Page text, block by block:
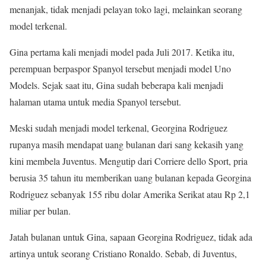
menanjak, tidak menjadi pelayan toko lagi, melainkan seorang
model terkenal.
Gina pertama kali menjadi model pada Juli 2017. Ketika itu,
perempuan berpaspor Spanyol tersebut menjadi model Uno
Models. Sejak saat itu, Gina sudah beberapa kali menjadi
halaman utama untuk media Spanyol tersebut.
Meski sudah menjadi model terkenal, Georgina Rodriguez
rupanya masih mendapat uang bulanan dari sang kekasih yang
kini membela Juventus. Mengutip dari Corriere dello Sport, pria
berusia 35 tahun itu memberikan uang bulanan kepada Georgina
Rodriguez sebanyak 155 ribu dolar Amerika Serikat atau Rp 2,1
miliar per bulan.
Jatah bulanan untuk Gina, sapaan Georgina Rodriguez, tidak ada
artinya untuk seorang Cristiano Ronaldo. Sebab, di Juventus,